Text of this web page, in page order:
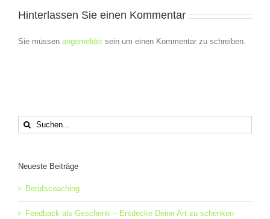
Hinterlassen Sie einen Kommentar
Sie müssen angemeldet sein um einen Kommentar zu schreiben.
Suche
nach:
Neueste Beiträge
Berufscoaching
Feedback als Geschenk – Entdecke Deine Art zu schenken